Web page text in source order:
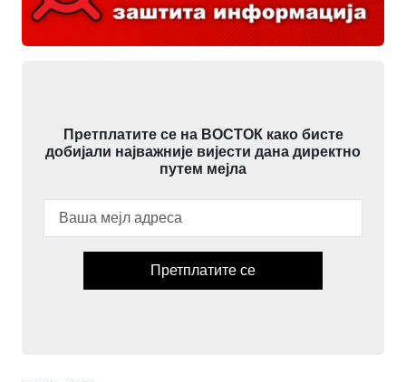
Претплатите се на ВОСТОК како бисте
добијали најважније вијести дана директно
путем мејла
Претплатите се